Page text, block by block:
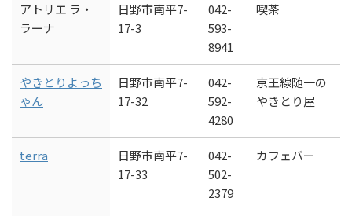
アトリエ ラ・
ラーナ
日野市南平7-
17-3
042-
593-
8941
喫茶
やきとりよっち
ゃん
日野市南平7-
17-32
042-
592-
4280
京王線随一の
やきとり屋
terra
日野市南平7-
17-33
042-
502-
2379
カフェバー